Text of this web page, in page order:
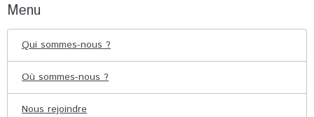
Menu
Qui sommes-nous ?
Où sommes-nous ?
Nous rejoindre